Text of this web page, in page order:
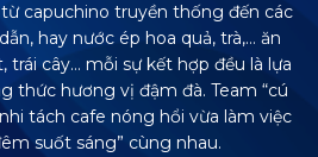
capuchino truyền thống đến các
hay nước ép hoa quả, trà,… ăn
cây… mỗi sự kết hợp đều là lựa
thức hương vị đậm đà. Team “cú
tách cafe nóng hổi vừa làm việc
suốt sáng” cùng nhau.